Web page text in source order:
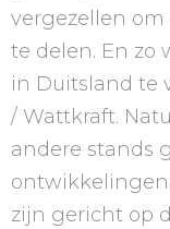
vergezellen
te delen. En zo
in Duitsland te
/ Wattkraft.
andere stands
ontwikkelingen
zijn gericht op